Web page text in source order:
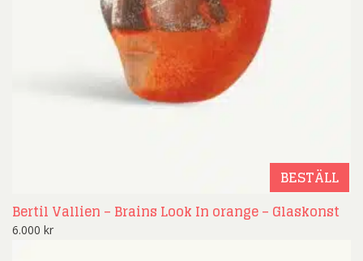
BESTÄLL
Bertil Vallien – Brains Look In orange – Glaskonst
6.000 kr